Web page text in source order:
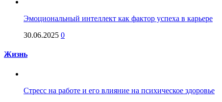
Эмоциональный интеллект как фактор успеха в карьере
30.06.2025 0
Жизнь
Стресс на работе и его влияние на психическое здоровье